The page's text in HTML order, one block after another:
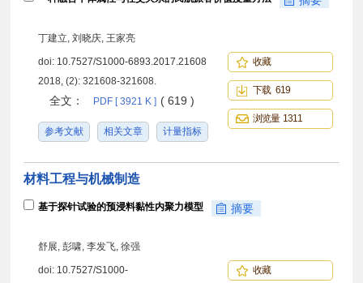
丁建立, 刘晓庆, 王家亮
doi: 10.7527/S1000-6893.2017.21608
2018, (2): 321608-321608.
全文： PDF [ 3921 K ] ( 619 )
参考文献 相关文章 计量指标
收藏
下载 619
浏览量 1311
材料工程与机械制造
基于探针试验的预浸料黏性内聚力模型 摘要
舒展, 彭啸, 李发飞, 徐强
doi: 10.7527/S1000-
收藏